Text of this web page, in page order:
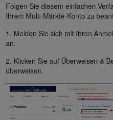
Folgen Sie diesem einfachen
Ihrem Multi-Märkte-Konto zu
1. Melden Sie sich mit Ihren
an.
2. Klicken Sie auf Überweisen &
überweisen.